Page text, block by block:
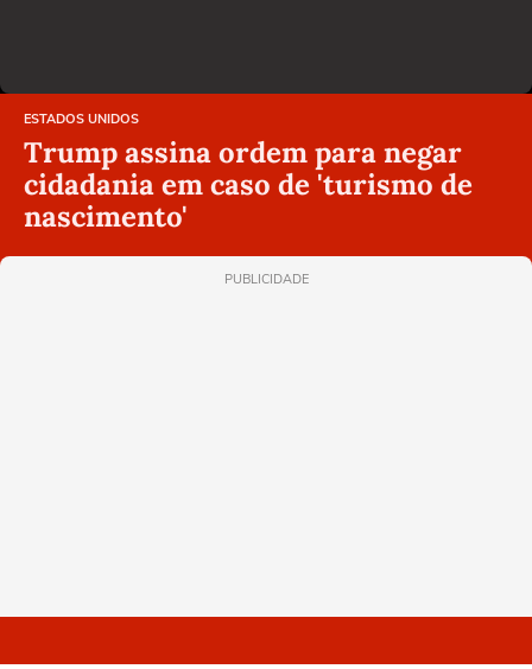
ESTADOS UNIDOS
Trump assina ordem para negar
cidadania em caso de 'turismo de
nascimento'
PUBLICIDADE